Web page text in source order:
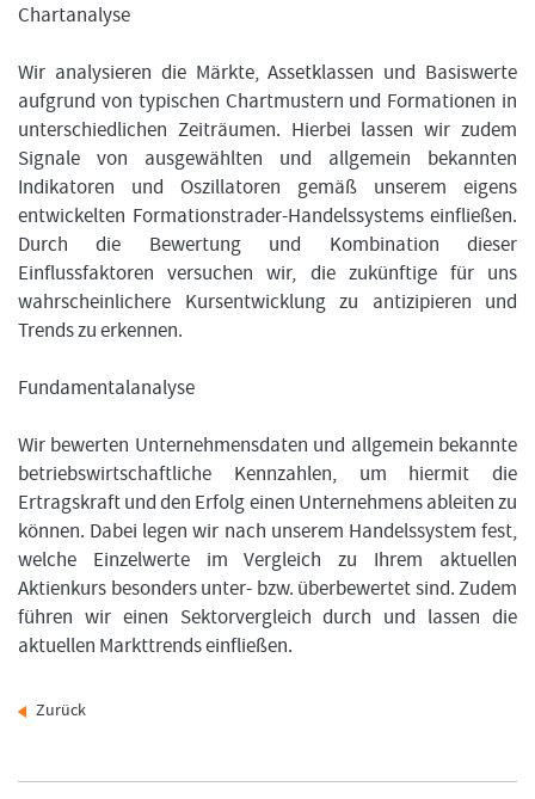
Chartanalyse
Wir analysieren die Märkte, Assetklassen und Basiswerte
aufgrund von typischen Chartmustern und Formationen in
unterschiedlichen Zeiträumen. Hierbei lassen wir zudem
Signale von ausgewählten und allgemein bekannten
Indikatoren und Oszillatoren gemäß unserem eigens
entwickelten Formationstrader-Handelssystems einfließen.
Durch die Bewertung und Kombination dieser
Einflussfaktoren versuchen wir, die zukünftige für uns
wahrscheinlichere Kursentwicklung zu antizipieren und
Trends zu erkennen.
Fundamentalanalyse
Wir bewerten Unternehmensdaten und allgemein bekannte
betriebswirtschaftliche Kennzahlen, um hiermit die
Ertragskraft und den Erfolg einen Unternehmens ableiten zu
können. Dabei legen wir nach unserem Handelssystem fest,
welche Einzelwerte im Vergleich zu Ihrem aktuellen
Aktienkurs besonders unter- bzw. überbewertet sind. Zudem
führen wir einen Sektorvergleich durch und lassen die
aktuellen Markttrends einfließen.
Zurück